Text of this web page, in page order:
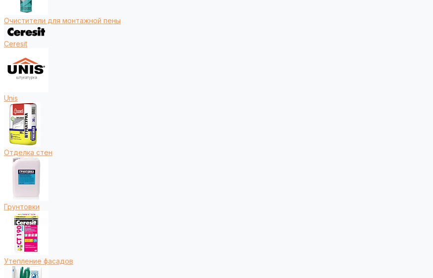
Очистители для монтажной пены
Ceresit
Unis
Отделка стен
Грунтовки
Утепление фасадов